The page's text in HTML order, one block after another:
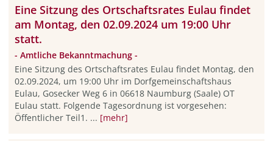
Eine Sitzung des Ortschaftsrates Eulau findet
am Montag, den 02.09.2024 um 19:00 Uhr
statt.
- Amtliche Bekanntmachung -
Eine Sitzung des Ortschaftsrates Eulau findet Montag, den
02.09.2024, um 19:00 Uhr im Dorfgemeinschaftshaus
Eulau, Gosecker Weg 6 in 06618 Naumburg (Saale) OT
Eulau statt. Folgende Tagesordnung ist vorgesehen:
Öffentlicher Teil1. ... [mehr]